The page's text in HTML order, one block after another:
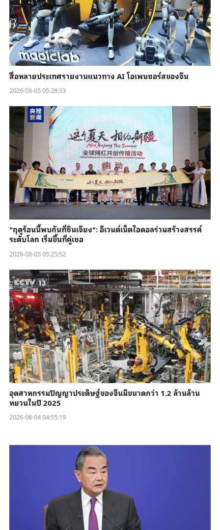
สื่อหลายประเทศรายงานแนวทาง AI โอเพนซอร์สของจีน
2026-08-05 05:28:33
"ฤดูร้อนนี้พบกันที่ซินเจียง": อีเวนต์เน็ตไอดอลร่วมสร้างสรรค์
ระดับโลก เริ่มขึ้นที่คู่เชอ
2026-08-05 05:25:52
อุตสาหกรรมปัญญาประดิษฐ์ของจีนมีขนาดกว่า 1.2 ล้านล้าน
หยวนในปี 2025
2026-08-04 04:55:19